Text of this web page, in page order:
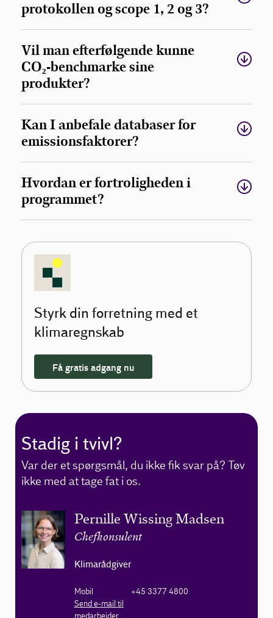
protokollen og scope 1, 2 og 3?
Vil man efterfølgende kunne
CO₂-benchmarke sine
produkter?
Kan I anbefale databaser for
emissionsfaktorer?
Hvordan er fortroligheden i
programmet?
Styrk din forretning med et
klimaregnskab
Få gratis adgang nu
Stadig i tvivl?
Var der et spørgsmål, du ikke fik svar på? Tøv
ikke med at tage fat i os.
Pernille Wissing Madsen
Chefkonsulent
Klimarådgiver
Mobil
+45 3377 4800
Send e-mail til